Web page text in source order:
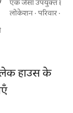
एक जैसा उपयुक्त है।
टब में डुबकी लगाएँ,
जिम एरिया, बच्चों
Starlink इंटरनेट।
लोकेशन ·परिवार ·
हाउस के